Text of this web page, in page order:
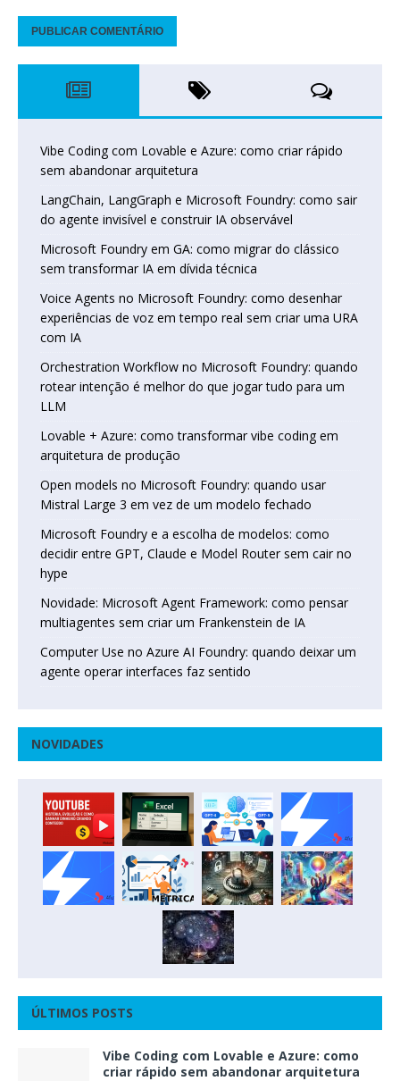
Vibe Coding com Lovable e Azure: como criar rápido
sem abandonar arquitetura
LangChain, LangGraph e Microsoft Foundry: como sair
do agente invisível e construir IA observável
Microsoft Foundry em GA: como migrar do clássico
sem transformar IA em dívida técnica
Voice Agents no Microsoft Foundry: como desenhar
experiências de voz em tempo real sem criar uma URA
com IA
Orchestration Workflow no Microsoft Foundry: quando
rotear intenção é melhor do que jogar tudo para um
LLM
Lovable + Azure: como transformar vibe coding em
arquitetura de produção
Open models no Microsoft Foundry: quando usar
Mistral Large 3 em vez de um modelo fechado
Microsoft Foundry e a escolha de modelos: como
decidir entre GPT, Claude e Model Router sem cair no
hype
Novidade: Microsoft Agent Framework: como pensar
multiagentes sem criar um Frankenstein de IA
Computer Use no Azure AI Foundry: quando deixar um
agente operar interfaces faz sentido
NOVIDADES
ÚLTIMOS POSTS
Vibe Coding com Lovable e Azure: como
criar rápido sem abandonar arquitetura